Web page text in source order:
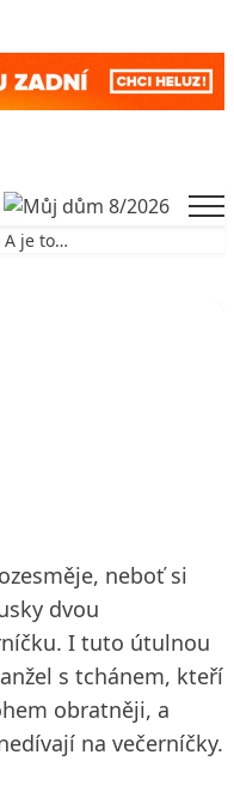
A je to…
neboť si
dvou
I tuto útulnou
s tchánem, kteří
obratněji, a
na večerníčky.